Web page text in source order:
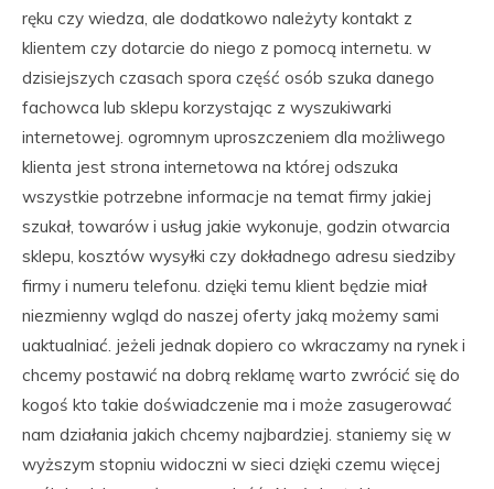
ręku czy wiedza, ale dodatkowo należyty kontakt z
klientem czy dotarcie do niego z pomocą internetu. w
dzisiejszych czasach spora część osób szuka danego
fachowca lub sklepu korzystając z wyszukiwarki
internetowej. ogromnym uproszczeniem dla możliwego
klienta jest strona internetowa na której odszuka
wszystkie potrzebne informacje na temat firmy jakiej
szukał, towarów i usług jakie wykonuje, godzin otwarcia
sklepu, kosztów wysyłki czy dokładnego adresu siedziby
firmy i numeru telefonu. dzięki temu klient będzie miał
niezmienny wgląd do naszej oferty jaką możemy sami
uaktualniać. jeżeli jednak dopiero co wkraczamy na rynek i
chcemy postawić na dobrą reklamę warto zwrócić się do
kogoś kto takie doświadczenie ma i może zasugerować
nam działania jakich chcemy najbardziej. staniemy się w
wyższym stopniu widoczni w sieci dzięki czemu więcej